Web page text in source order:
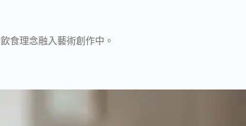
食理念融入藝術創作中。